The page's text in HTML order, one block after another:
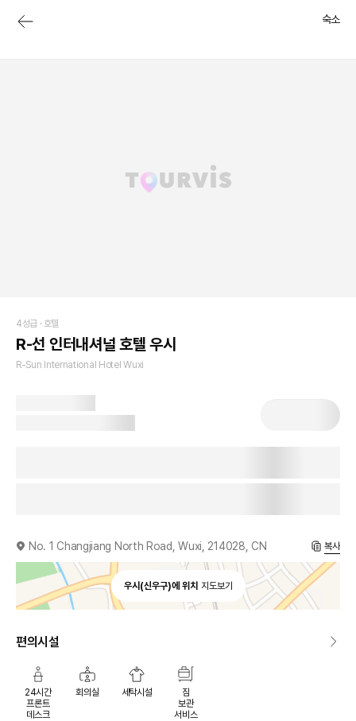
숙소
4성급 · 호텔
R-선 인터내셔널 호텔 우시
R-Sun International Hotel Wuxi
No. 1 Changjiang North Road, Wuxi, 214028, CN 복사
우시(신우구)에 위치 지도보기
편의시설
24시간
프론트
데스크
회의실 세탁시설
짐
보관
서비스